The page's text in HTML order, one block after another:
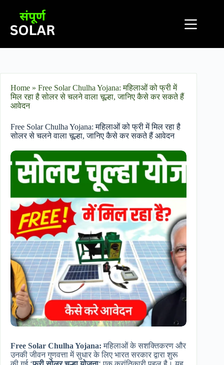
Home » Free Solar Chulha Yojana: महिलाओं को फ्री में
मिल रहा है सोलर से चलने वाला चूल्हा, जानिए कैसे कर सकते हैं
आवेदन
Free Solar Chulha Yojana: महिलाओं को फ्री में मिल रहा है
सोलर से चलने वाला चूल्हा, जानिए कैसे कर सकते हैं आवेदन
Free Solar Chulha Yojana:महिलाओं के सशक्तिकरण और
उनकी जीवन गुणवत्ता में सुधार के लिए भारत सरकार द्वारा शुरू